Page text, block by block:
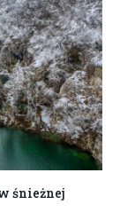
śnieżnej